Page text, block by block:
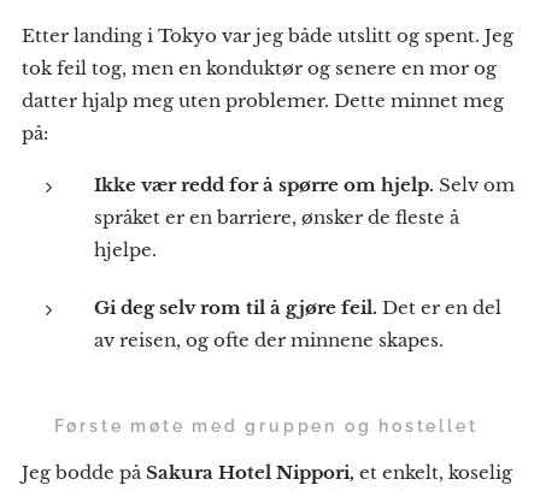
Etter landing i Tokyo var jeg både utslitt og spent. Jeg
tok feil tog, men en konduktør og senere en mor og
datter hjalp meg uten problemer. Dette minnet meg
på:
Ikke vær redd for å spørre om hjelp. Selv om
språket er en barriere, ønsker de fleste å
hjelpe.
Gi deg selv rom til å gjøre feil. Det er en del
av reisen, og ofte der minnene skapes.
Første møte med gruppen og hostellet
Jeg bodde på Sakura Hotel Nippori, et enkelt, koselig